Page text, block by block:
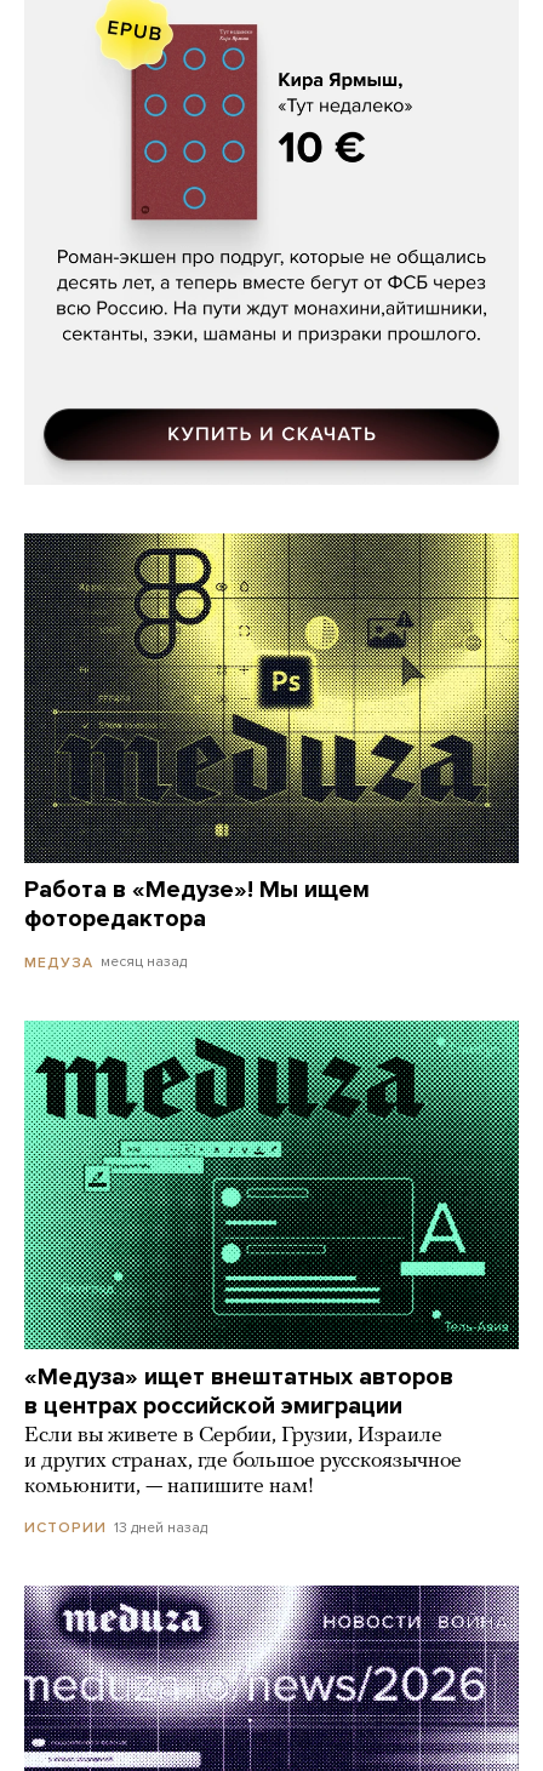
Кира Ярмыш, «Тут недалеко»
Работа в «Медузе»! Мы ищем
фоторедактора
МЕДУЗА месяц назад
«Медуза» ищет внештатных авторов
в центрах российской эмиграции
Если вы живете в Сербии, Грузии, Израиле
и других странах, где большое русскоязычное
комьюнити, — напишите нам!
ИСТОРИИ 13 дней назад